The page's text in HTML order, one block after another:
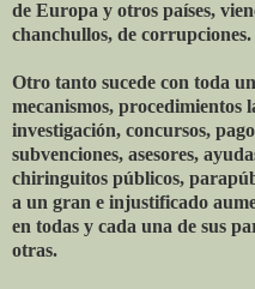
de Europa y otros países,
chanchullos, de corrupciones.
Otro tanto sucede con toda
mecanismos, procedimientos
investigación, concursos,
subvenciones, asesores,
chiringuitos públicos,
a un gran e injustificado
en todas y cada una de sus
otras.